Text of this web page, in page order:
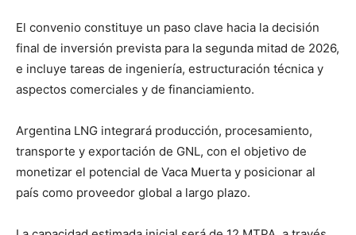
El convenio constituye un paso clave hacia la decisión
final de inversión prevista para la segunda mitad de 2026,
e incluye tareas de ingeniería, estructuración técnica y
aspectos comerciales y de financiamiento.
Argentina LNG integrará producción, procesamiento,
transporte y exportación de GNL, con el objetivo de
monetizar el potencial de Vaca Muerta y posicionar al
país como proveedor global a largo plazo.